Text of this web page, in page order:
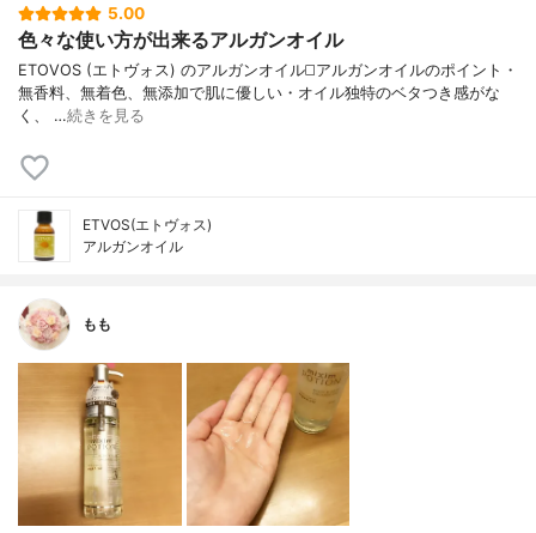
5.00
色々な使い方が出来るアルガンオイル
ETOVOS (エトヴォス) のアルガンオイル ◻️アルガンオイルのポイント ・
無香料、無着色、無添加で肌に優しい ・オイル独特のベタつき感がな
く、 …続きを見る
ETVOS(エトヴォス)
アルガンオイル
もも